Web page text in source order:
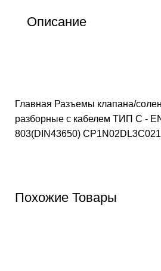
Описание
Главная Разъемы клапана/
разборные с кабелем ТИП C -
803(DIN43650) CP1N02DL3C021
Похожие Товары